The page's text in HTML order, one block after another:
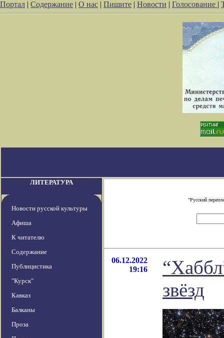
Портал | Содержание | О нас | Пишите | Новости | Голосование |
ЛИТЕРАТУРА
Новости русской культуры
Афиша
К читателю
Содержание
Публицистика
"Курск"
Кавказ
Балканы
Проза
"Русский
06.12.2022
19:16
звёзд